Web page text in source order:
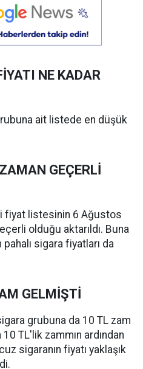
NE KADAR
ait listede en düşük
GEÇERLİ
fiyat listesinin 6 Ağustos
olduğu aktarıldı. Buna
sigara fiyatları da
GELMİŞTİ
grubuna da 10 TL zam
10 TL'lik zammın ardından
sigaranın fiyatı yaklaşık